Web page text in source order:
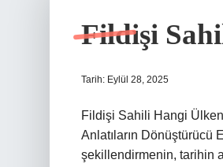
Fildişi
Tarih: Eylül 28, 2025
Fildişi Sahili Hangi
Anlatıların Dönüştürücü
şekillendirmenin, tarihin